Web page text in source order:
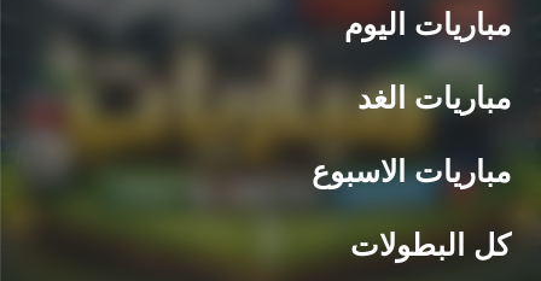
مباريات اليوم
مباريات الغد
مباريات الاسبوع
كل البطولات